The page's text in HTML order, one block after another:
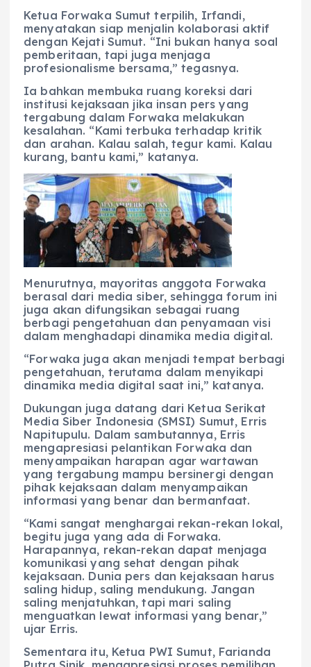
Ketua Forwaka Sumut terpilih, Irfandi,
menyatakan siap menjalin kolaborasi aktif
dengan Kejati Sumut. “Ini bukan hanya soal
pemberitaan, tapi juga menjaga
profesionalisme bersama,” tegasnya.
Ia bahkan membuka ruang koreksi dari
institusi kejaksaan jika insan pers yang
tergabung dalam Forwaka melakukan
kesalahan. “Kami terbuka terhadap kritik
dan arahan. Kalau salah, tegur kami. Kalau
kurang, bantu kami,” katanya.
Menurutnya, mayoritas anggota Forwaka
berasal dari media siber, sehingga forum ini
juga akan difungsikan sebagai ruang
berbagi pengetahuan dan penyamaan visi
dalam menghadapi dinamika media digital.
“Forwaka juga akan menjadi tempat berbagi
pengetahuan, terutama dalam menyikapi
dinamika media digital saat ini,” katanya.
Dukungan juga datang dari Ketua Serikat
Media Siber Indonesia (SMSI) Sumut, Erris
Napitupulu. Dalam sambutannya, Erris
mengapresiasi pelantikan Forwaka dan
menyampaikan harapan agar wartawan
yang tergabung mampu bersinergi dengan
pihak kejaksaan dalam menyampaikan
informasi yang benar dan bermanfaat.
“Kami sangat menghargai rekan-rekan lokal,
begitu juga yang ada di Forwaka.
Harapannya, rekan-rekan dapat menjaga
komunikasi yang sehat dengan pihak
kejaksaan. Dunia pers dan kejaksaan harus
saling hidup, saling mendukung. Jangan
saling menjatuhkan, tapi mari saling
menguatkan lewat informasi yang benar,”
ujar Erris.
Sementara itu, Ketua PWI Sumut, Farianda